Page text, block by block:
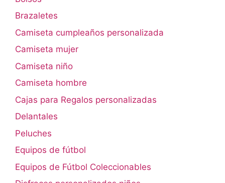
Brazaletes
Camiseta cumpleaños personalizada
Camiseta mujer
Camiseta niño
Camiseta hombre
Cajas para Regalos personalizadas
Delantales
Peluches
Equipos de fútbol
Equipos de Fútbol Coleccionables